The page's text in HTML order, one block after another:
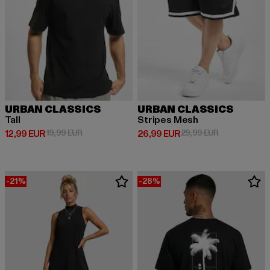
URBAN CLASSICS
Tall
12,99 EUR
Derzeitiger Preis: 12,99 EUR
19,99 EURAktionspreis: 19,99 EUR
URBAN CLASSICS
Stripes Mesh
26,99 EUR
Derzeitiger Preis: 26,99 EUR
29,99 EURAktionspreis:
-21% -28%